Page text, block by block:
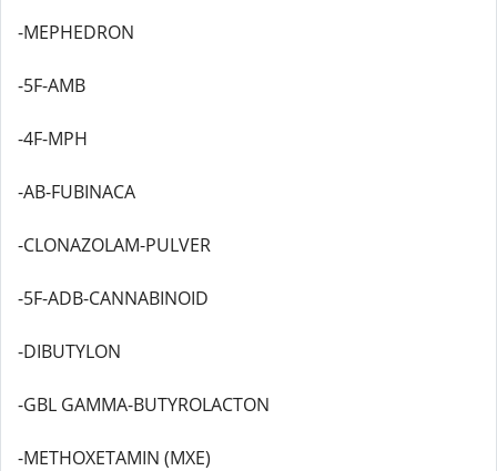
-MEPHEDRON
-5F-AMB
-4F-MPH
-AB-FUBINACA
-CLONAZOLAM-PULVER
-5F-ADB-CANNABINOID
-DIBUTYLON
-GBL GAMMA-BUTYROLACTON
-METHOXETAMIN (MXE)